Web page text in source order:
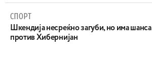
СПОРТ
Шкендија несреќно загуби, но има шанса
против Хибернијан